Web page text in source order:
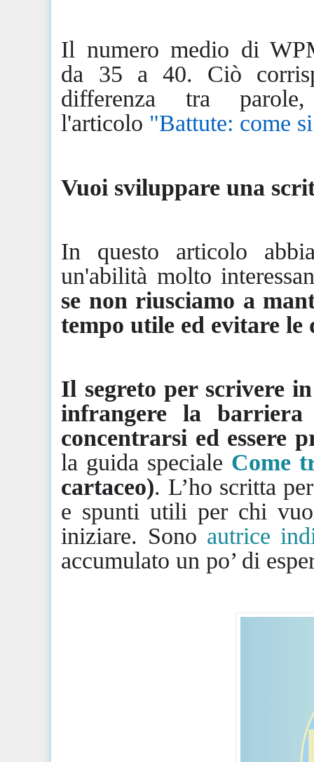
Il numero medio di
da 35 a 40. Ciò
differenza tra
l'articolo "Battute: come
Vuoi sviluppare una
In questo articolo
un'abilità molto
se non riusciamo a
tempo utile ed evitare le
Il segreto per scrivere
infrangere la
concentrarsi ed essere
la guida speciale Come
cartaceo). L’ho scritta
e spunti utili per chi
iniziare. Sono autrice
accumulato un po’ di